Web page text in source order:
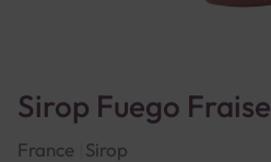
Sirop Fuego Fraise
France Sirop